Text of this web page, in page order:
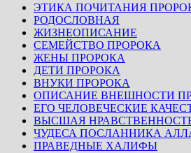
ЭТИКА ПОЧИТАНИЯ
РОДОСЛОВНАЯ
ЖИЗНЕОПИСАНИЕ
СЕМЕЙСТВО ПРОРОКА
ЖЕНЫ ПРОРОКА
ДЕТИ ПРОРОКА
ВНУКИ ПРОРОКА
ОПИСАНИЕ ВНЕШНОСТИ
ЕГО ЧЕЛОВЕЧЕСКИЕ
ВЫСШАЯ
ЧУДЕСА ПОСЛАННИКА
ПРАВЕДНЫЕ ХАЛИФЫ